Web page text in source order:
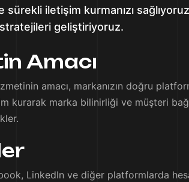
sürekli iletişim kurmanızı
geliştiriyoruz.
Amacı
amacı, markanızın doğru
kurarak marka bilinirliği ve müşteri
LinkedIn ve diğer platformlarda